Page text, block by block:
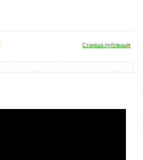
Старіша публікація